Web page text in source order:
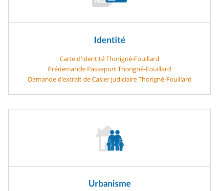
Identité
Carte d'identité Thorigné-Fouillard
Prédemande Passeport Thorigné-Fouillard
Demande d’extrait de Casier judiciaire Thorigné-Fouillard
Urbanisme